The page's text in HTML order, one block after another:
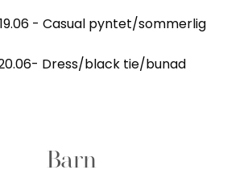
- Casual pyntet/sommerlig
Dress/black tie/bunad
Barn